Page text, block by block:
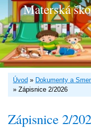
Materská
Úvod » Dokumenty a
» Zápisnice 2/2026
Zápisnice 2/